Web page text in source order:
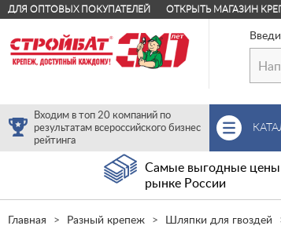
ДЛЯ ОПТОВЫХ ПОКУПАТЕЛЕЙ ОТКРЫТЬ МАГАЗИН
Входим в топ 20 компаний по
результатам всероссийского бизнес
рейтинга
Самые выгодные цены
рынке России
Главная Разный крепеж Шляпки для гвоздей